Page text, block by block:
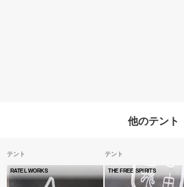
他のテント
テント
RATEL WORKS
テント
THE FREE SPIRITS